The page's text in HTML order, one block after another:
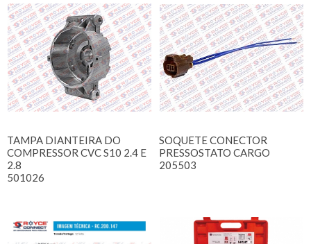
TAMPA DIANTEIRA DO
COMPRESSOR CVC S10 2.4 E
2.8
501026
SOQUETE CONECTOR
PRESSOSTATO CARGO
205503